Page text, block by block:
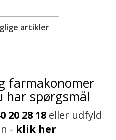
artikler
farmakonomer
har spørgsmål
20 28 18eller udfyld
- klik her